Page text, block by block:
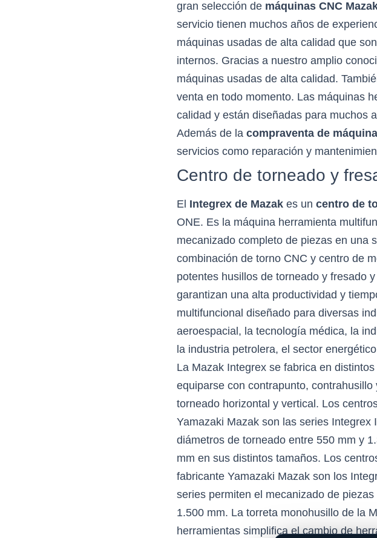
gran selección de máquinas CNC
servicio tienen muchos años de
máquinas usadas de alta calidad que
internos. Gracias a nuestro amplio
máquinas usadas de alta calidad.
venta en todo momento. Las máquinas
calidad y están diseñadas para muchos
Además de la compraventa de
servicios como reparación y
Centro de torneado y
El Integrex de Mazak es un centro de
ONE. Es la máquina herramienta
mecanizado completo de piezas en una
combinación de torno CNC y centro de
potentes husillos de torneado y fresado
garantizan una alta productividad y
multifuncional diseñado para diversas
aeroespacial, la tecnología médica, la
la industria petrolera, el sector
La Mazak Integrex se fabrica en
equiparse con contrapunto,
torneado horizontal y vertical. Los
Yamazaki Mazak son las series
diámetros de torneado entre 550 mm y
mm en sus distintos tamaños. Los
fabricante Yamazaki Mazak son los
series permiten el mecanizado de
1.500 mm. La torreta monohusillo de la
herramientas simplifica el cambio de